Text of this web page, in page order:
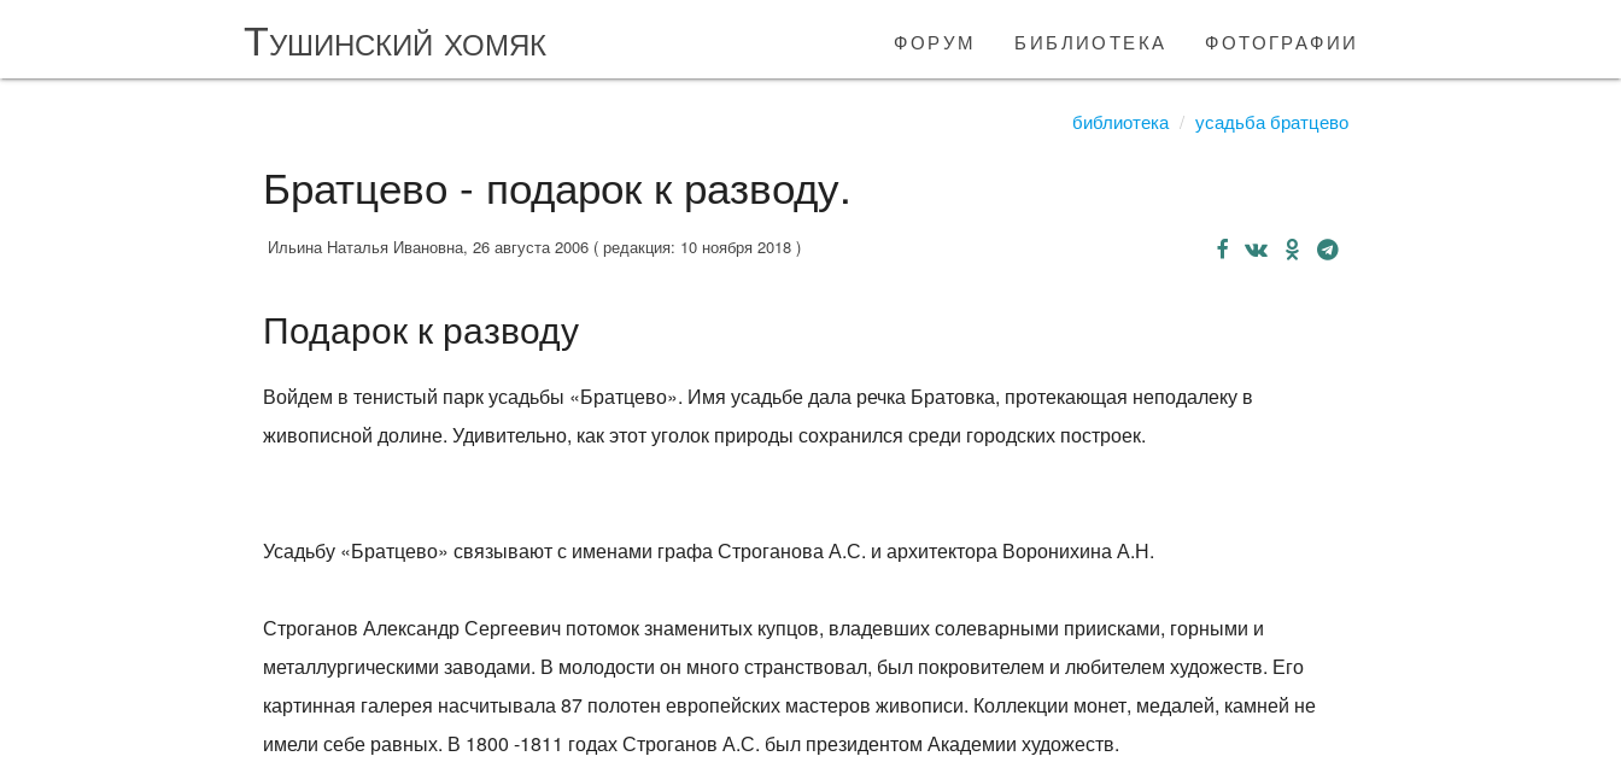
Тушинский хомяк форум библиотека фотографии
библиотека усадьба братцево
Братцево - подарок к разводу.
Ильина Наталья Ивановна, 26 августа 2006 ( редакция: 10 ноября 2018 )
Подарок к разводу
Войдем в тенистый парк усадьбы «Братцево». Имя усадьбе дала речка Братовка, протекающая неподалеку в
живописной долине. Удивительно, как этот уголок природы сохранился среди городских построек.
Усадьбу «Братцево» связывают с именами графа Строганова А.С. и архитектора Воронихина А.Н.
Строганов Александр Сергеевич потомок знаменитых купцов, владевших солеварными приисками, горными и
металлургическими заводами. В молодости он много странствовал, был покровителем и любителем художеств. Его
картинная галерея насчитывала 87 полотен европейских мастеров живописи. Коллекции монет, медалей, камней не
имели себе равных. В 1800 -1811 годах Строганов А.С. был президентом Академии художеств.